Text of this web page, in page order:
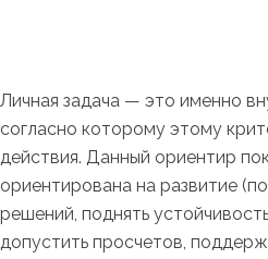
Личная задача — это именно
согласно которому этому
действия. Данный ориентир
ориентирована на развитие
решений, поднять
допустить просчетов,